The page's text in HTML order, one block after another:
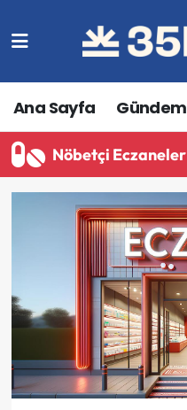
Ana Sayfa Gündem
Nöbetçi Eczaneler